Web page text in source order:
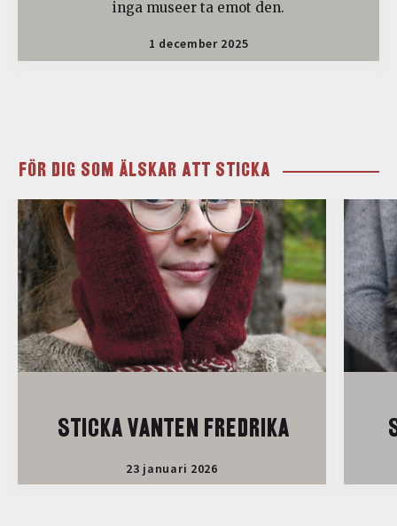
inga museer ta emot den.
1 december 2025
FÖR DIG SOM ÄLSKAR ATT STICKA
STICKA VANTEN FREDRIKA
23 januari 2026